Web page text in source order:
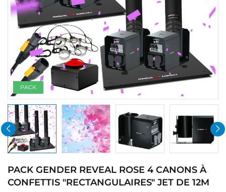
PACK
PACK GENDER REVEAL ROSE 4 CANONS À
CONFETTIS "RECTANGULAIRES" JET DE 12M